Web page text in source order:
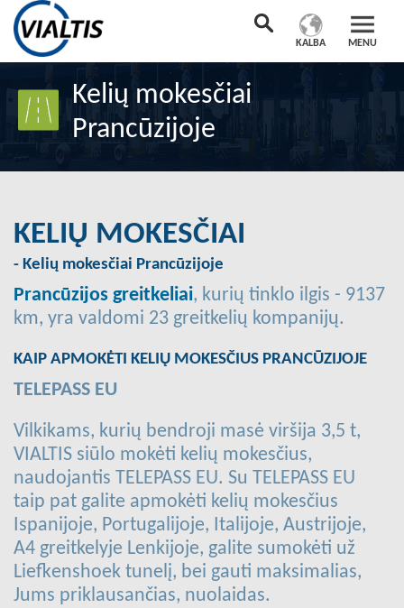
MENU
KALBA
Kelių mokesčiai
Prancūzijoje
KELIŲ MOKESČIAI
- Kelių mokesčiai Prancūzijoje
Prancūzijos greitkeliai, kurių tinklo ilgis - 9137
km, yra valdomi 23 greitkelių kompanijų.
KAIP APMOKĖTI KELIŲ MOKESČIUS PRANCŪZIJOJE
TELEPASS EU
Vilkikams, kurių bendroji masė viršija 3,5 t,
VIALTIS siūlo mokėti kelių mokesčius,
naudojantis TELEPASS EU. Su TELEPASS EU
taip pat galite apmokėti kelių mokesčius
Ispanijoje, Portugalijoje, Italijoje, Austrijoje,
A4 greitkelyje Lenkijoje, galite sumokėti už
Liefkenshoek tunelį, bei gauti maksimalias,
Jums priklausančias, nuolaidas.